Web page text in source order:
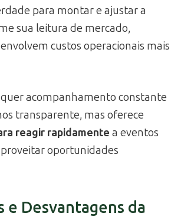
para montar e ajustar a
sua leitura de mercado,
custos operacionais mais
acompanhamento constante
transparente, mas oferece
reagir rapidamente a eventos
oportunidades
e Desvantagens da